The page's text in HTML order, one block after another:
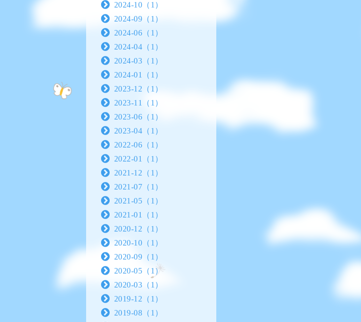
2024-10（1）
2024-09（1）
2024-06（1）
2024-04（1）
2024-03（1）
2024-01（1）
2023-12（1）
2023-11（1）
2023-06（1）
2023-04（1）
2022-06（1）
2022-01（1）
2021-12（1）
2021-07（1）
2021-05（1）
2021-01（1）
2020-12（1）
2020-10（1）
2020-09（1）
2020-05（1）
2020-03（1）
2019-12（1）
2019-08（1）